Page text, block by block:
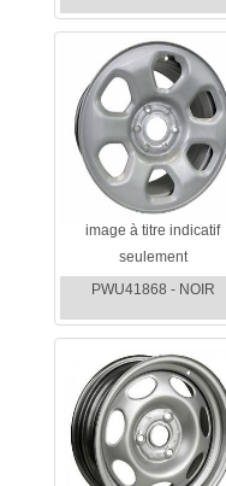
image à titre indicatif
seulement
PWU41868 - NOIR